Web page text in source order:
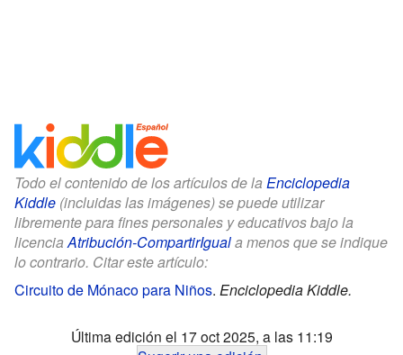
Todo el contenido de los artículos de la Enciclopedia
Kiddle (incluidas las imágenes) se puede utilizar
libremente para fines personales y educativos bajo la
licenciaAtribución-CompartirIguala menos que se indique
lo contrario. Citar este artículo:
Circuito de Mónaco para Niños. Enciclopedia Kiddle.
Última edición el 17 oct 2025, a las 11:19